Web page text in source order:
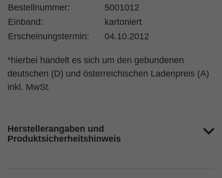
Bestellnummer:
5001012
Einband:
kartoniert
Erscheinungstermin:
04.10.2012
*hierbei handelt es sich um den gebundenen
deutschen (D) und österreichischen Ladenpreis (A)
inkl. MwSt.
Herstellerangaben und
Produktsicherheitshinweis